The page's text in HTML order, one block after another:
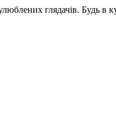
глядачів. Будь в